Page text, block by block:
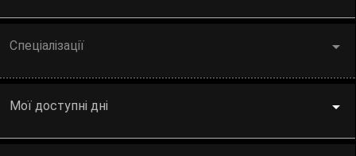
Спеціалізації
Мої доступні дні